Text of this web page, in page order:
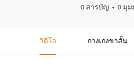
0 สารบัญ
0 มุม
วิดีโอ กางเกงขาสั้น